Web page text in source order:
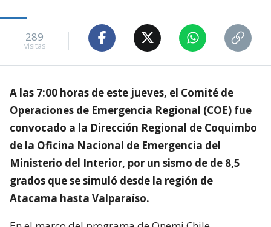
289
visitas
A las 7:00 horas de este jueves, el Comité de
Operaciones de Emergencia Regional (COE) fue
convocado a la Dirección Regional de Coquimbo
de la Oficina Nacional de Emergencia del
Ministerio del Interior, por un sismo de de 8,5
grados que se simuló desde la región de
Atacama hasta Valparaíso.